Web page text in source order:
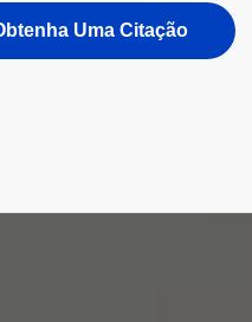
Uma Citação